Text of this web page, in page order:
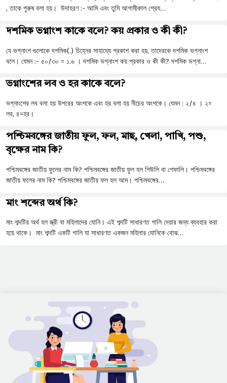
, তাকে পুরুষ বলা হয়। উদাহরণ :- আমি এবং তুমি আগামীকাল শ্রেয…
দশমিক ভগ্নাংশ কাকে বলে? কয় প্রকার ও কী কী?
যে ভগ্নাংশ গুলোকে দশমিক(.) চিহ্নের সাহায্যে প্রকাশ করা হয়, তাদেরকে দশমিক ভগ্নাংশ
বলে। যেমন :- ৫০/৩০ = ১.৬ । দশমিক ভগ্নাংশ কয় প্রকার ও কী কী? দশমিক ভগ্না…
ভগ্নাংশের লব ও হর কাকে বলে?
ভগ্নাংশের লব বলা হয় উপরের অংশকে এবং হর বলা হয় নীচের অংশকে। যেমন : ২/৪ । ২=
লব, ৪=হর।
পশ্চিমবঙ্গের জাতীয় ফুল, ফল, মাছ, খেলা, পাখি, পশু,
বৃক্ষের নাম কি?
পশ্চিমবঙ্গের জাতীয় ফুলের নাম কি? পশ্চিমবঙ্গের জাতীয় ফুল হল শিউলি বা শেফালি। পশ্চিমবঙ্গের
জাতীয় ফলের নাম কি? পশ্চিমবঙ্গের জাতীয় ফল হল আম। পশ্চিমবঙ্গের…
মাং শব্দের অর্থ কি?
মাং শব্দটির অর্থ হল স্ত্রী বা মহিলাদের যোনি। এই শব্দটি সাধারণত গালি দেয়ার জন্য ব্যবহার করা
হয়ে থাকে। মাং শব্দটি একটি গালি যা সাধারণত একজন মহিলার যোনিকে বোঝ…